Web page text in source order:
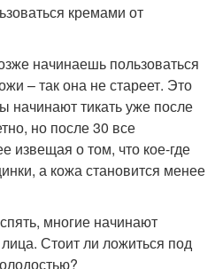
кремами от
начинаешь пользоваться
– так она не стареет. Это
начинают тикать уже после
но после 30 все
извещая о том, что кое-где
а кожа становится менее
многие начинают
Стоит ли ложиться под